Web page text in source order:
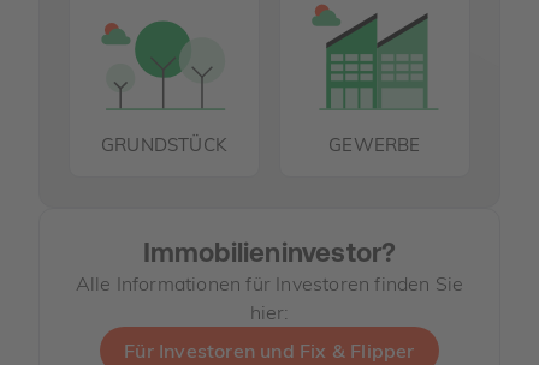
GRUNDSTÜCK GEWERBE
Immobilieninvestor?
Alle Informationen für Investoren finden Sie
hier:
Für Investoren und Fix & Flipper